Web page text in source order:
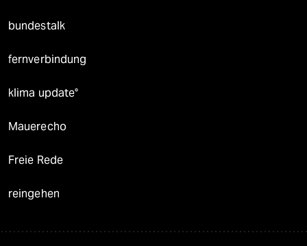
bundestalk
fernverbindung
klima update°
Mauerecho
Freie Rede
reingehen